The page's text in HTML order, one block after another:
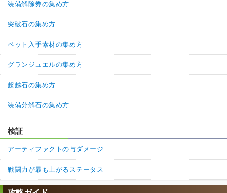
装備解除券の集め方
突破石の集め方
ペット入手素材の集め方
グランジュエルの集め方
超越石の集め方
装備分解石の集め方
検証
アーティファクトの与ダメージ
戦闘力が最も上がるステータス